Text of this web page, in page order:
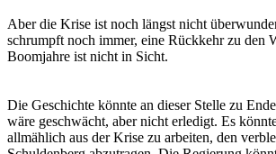
Aber die Krise ist noch längst nicht
schrumpft noch immer, eine Rückkehr zu den
Boomjahre ist nicht in Sicht.
Die Geschichte könnte an dieser Stelle zu
wäre geschwächt, aber nicht erledigt. Es
allmählich aus der Krise zu arbeiten, den